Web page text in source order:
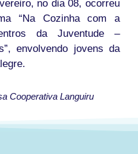
no dia 08, ocorreu
“Na Cozinha com a
da Juventude –
envolvendo jovens da
Cooperativa Languiru